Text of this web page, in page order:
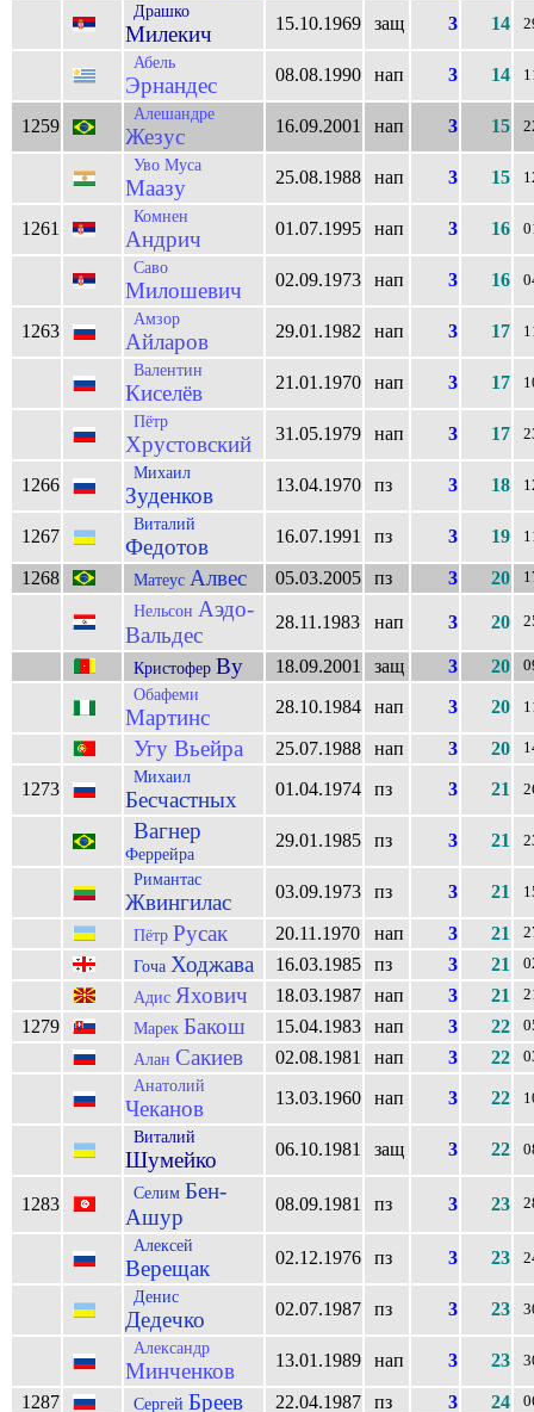
Драшко
Милекич 15.10.1969 защ 3 14
Абель
Эрнандес 08.08.1990 нап 3 14
1259
Алешандре
Жезус 16.09.2001 нап 3 15
Уво Муса
Маазу 25.08.1988 нап 3 15
1261
Комнен
Андрич 01.07.1995 нап 3 16
Саво
Милошевич 02.09.1973 нап 3 16
1263
Амзор
Айларов 29.01.1982 нап 3 17
Валентин
Киселёв 21.01.1970 нап 3 17
Пётр
Хрустовский 31.05.1979 нап 3 17
1266
Михаил
Зуденков 13.04.1970 пз 3 18
1267
Виталий
Федотов 16.07.1991 пз 3 19
1268 Матеус Алвес 05.03.2005 пз 3 20
Нельсон Аэдо-
Вальдес
28.11.1983 нап 3 20
Кристофер Ву 18.09.2001 защ 3 20
Обафеми
Мартинс 28.10.1984 нап 3 20
Угу Вьейра 25.07.1988 нап 3 20
1273
Михаил
Бесчастных 01.04.1974 пз 3 21
Вагнер
Феррейра
29.01.1985 пз 3 21
Римантас
Жвингилас 03.09.1973 пз 3 21
Пётр Русак 20.11.1970 нап 3 21
Гоча Ходжава 16.03.1985 пз 3 21
Адис Яхович 18.03.1987 нап 3 21
1279 Марек Бакош 15.04.1983 нап 3 22
Алан Сакиев 02.08.1981 нап 3 22
Анатолий
Чеканов 13.03.1960 нап 3 22
Виталий
Шумейко 06.10.1981 защ 3 22
1283
Селим Бен-
Ашур
08.09.1981 пз 3 23
Алексей
Верещак 02.12.1976 пз 3 23
Денис
Дедечко 02.07.1987 пз 3 23
Александр
Минченков 13.01.1989 нап 3 23
1287 Сергей Бреев 22.04.1987 пз 3 24